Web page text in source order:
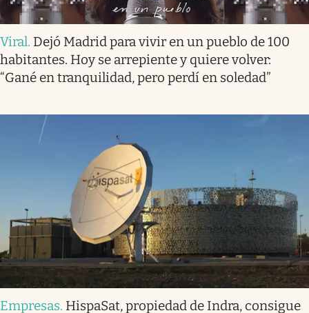
Viral. Dejó Madrid para vivir en un pueblo de 100
habitantes. Hoy se arrepiente y quiere volver:
“Gané en tranquilidad, pero perdí en soledad”
Empresas. HispaSat, propiedad de Indra, consigue